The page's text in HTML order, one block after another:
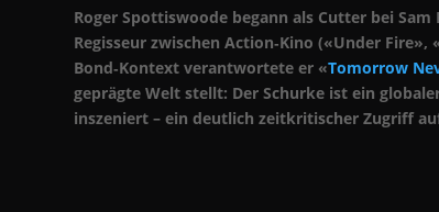
Roger Spottiswoode begann als Cutter bei
Regisseur zwischen Action‑Kino («Under
Bond‑Kontext verantwortete er «Tomorrow
geprägte Welt stellt: Der Schurke ist ein
inszeniert – ein deutlich zeitkritischer Zugriff